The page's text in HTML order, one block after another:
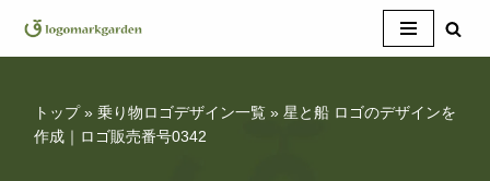
コ
トップ» 乗り物ロゴデザイン一覧 » 星と船 ロゴのデザインを
作成｜ロゴ販売番号0342